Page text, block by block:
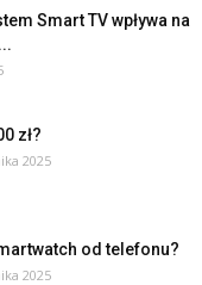
Smart TV wpływa na
zł?
2025
od telefonu?
2025